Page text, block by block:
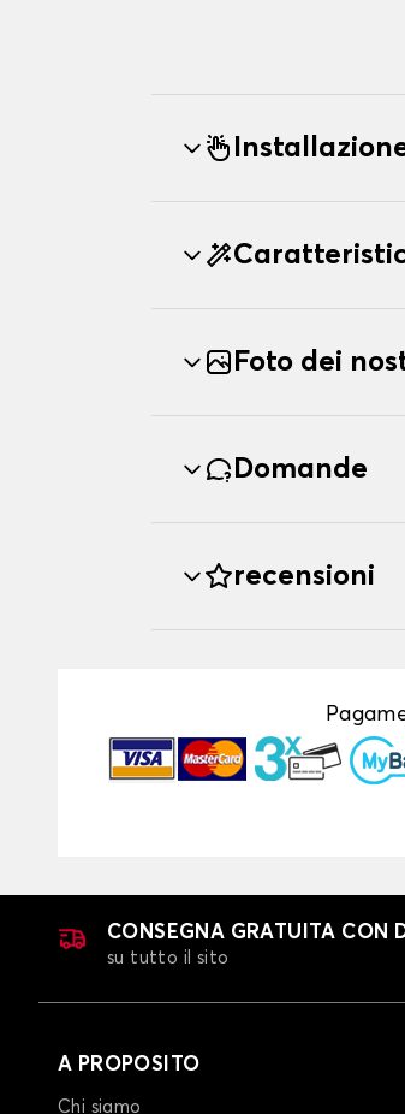
Foto dei
Domande
recensioni
CONSEGNA GRATUITA CON
su tutto il sito
A PROPOSITO
Chi siamo